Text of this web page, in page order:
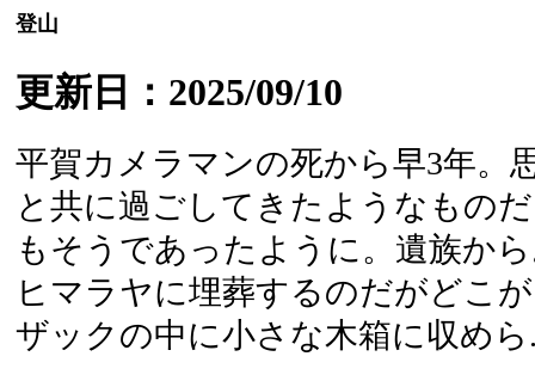
登山
更新日：2025/09/10
平賀カメラマンの死から早3年。
と共に過ごしてきたようなもの
もそうであったように。遺族か
ヒマラヤに埋葬するのだがどこ
ザックの中に小さな木箱に収めら